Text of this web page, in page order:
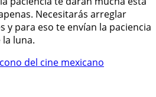
Necesitarás arreglar
y para eso te envían la paciencia
luna.
del cine mexicano